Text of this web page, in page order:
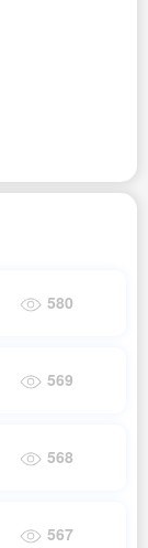
580
569
568
567